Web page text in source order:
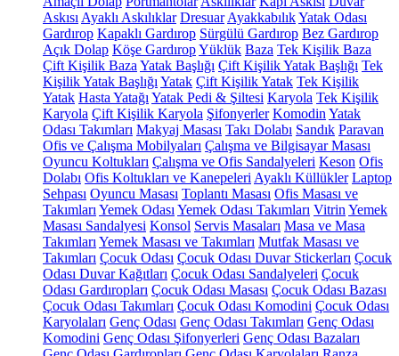
Askısı Ayaklı Askılıklar Dresuar AyakkabılıkYatak Odası
Gardırop Kapaklı Gardırop Sürgülü Gardırop Bez Gardırop
Açık Dolap Köşe GardıropYüklük Baza Tek Kişilik Baza
Çift Kişilik Baza Yatak Başlığı Çift Kişilik Yatak Başlığı Tek
Kişilik Yatak Başlığı Yatak Çift Kişilik Yatak Tek Kişilik
Yatak Hasta Yatağı Yatak Pedi & Şiltesi Karyola Tek Kişilik
Karyola Çift Kişilik Karyola Şifonyerler Komodin Yatak
Odası Takımları Makyaj Masası Takı Dolabı Sandık Paravan
Ofis ve Çalışma Mobilyaları Çalışma ve Bilgisayar Masası
Oyuncu Koltukları Çalışma ve Ofis Sandalyeleri Keson Ofis
Dolabı Ofis Koltukları ve Kanepeleri Ayaklı Küllükler Laptop
Sehpası Oyuncu Masası Toplantı Masası Ofis Masası ve
Takımları Yemek Odası Yemek Odası Takımları Vitrin Yemek
Masası Sandalyesi Konsol Servis Masaları Masa ve Masa
Takımları Yemek Masası ve Takımları Mutfak Masası ve
Takımları Çocuk Odası Çocuk Odası Duvar Stickerları Çocuk
Odası Duvar Kağıtları Çocuk Odası Sandalyeleri Çocuk
Odası Gardıropları Çocuk Odası Masası Çocuk Odası Bazası
Çocuk Odası Takımları Çocuk Odası Komodini Çocuk Odası
Karyolaları Genç Odası Genç Odası Takımları Genç Odası
Komodini Genç Odası Şifonyerleri Genç Odası Bazaları